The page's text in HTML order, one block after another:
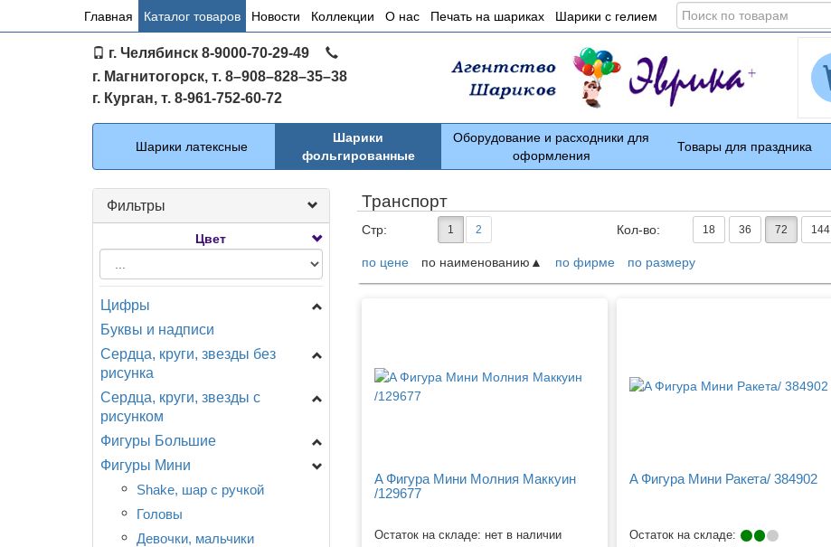
Основное
Главная Каталог товаров Новости Коллекции О нас Печать на шариках Шарики с гелием
Поиск
товарам
г. Челябинск 8-9000-70-29-49
г. Магнитогорск, т. 8–908–828–35–38
г. Курган, т. 8-961-752-60-72
Каталог
Шарики латексные
Шарики
фольгированные
Оборудование и расходники для
оформления
Товары для праздника
Фильтры
Цвет
Цифры
Цифры Мини
Цифры на подставке
A - Анаграмм (США)
AG - Agura
(ИСПАНИЯ)
CTI - США
GR - Италия
CN - Китай
Разное
Буквы и надписи
Сердца, круги, звезды без
рисунка
Звезды
Сердца
Круги
Специальные
Сердца, круги, звезды с
рисунком
День Рождения
Новорождённым
Разное
Любовь, свадьба.
Детская тематика,
Фигуры Большие
Головы
Девочки, мальчики...
День рождения
Еда, напитки
Фигуры Мини
Shake, шар с ручкой
Головы
Девочки, мальчики
Транспорт
Стр: 1 2 Кол-во: 18 36 72 144
по цене по наименованию по фирме по размеру
A Фигура Мини Молния Маккуин
/129677
Остаток на складе: нет в наличии
A Фигура Мини Ракета/ 384902
Остаток на складе: